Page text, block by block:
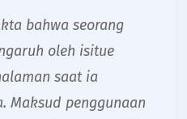
bahwa seorang
oleh isitue
saat ia
Maksud penggunaan